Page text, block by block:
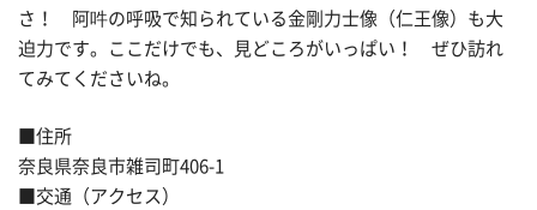
さ！ 阿吽の呼吸で知られている金剛力士像（仁王像）も大
迫力です。ここだけでも、見どころがいっぱい！ ぜひ訪れ
てみてくださいね。
■住所
奈良県奈良市雑司町406-1
■交通（アクセス）